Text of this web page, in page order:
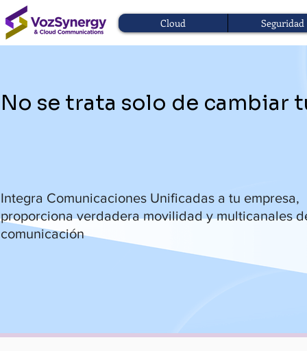
Cloud Seguridad
No se trata solo de cambiar
Integra Comunicaciones Unificadas a tu empresa,
proporciona verdadera movilidad y multicanales
comunicación